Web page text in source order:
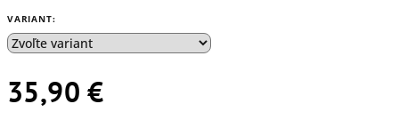
VARIANT:
35,90 €